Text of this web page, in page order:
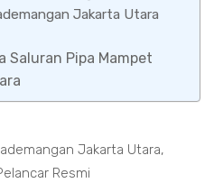
Jakarta Utara
Saluran Pipa Mampet
Jakarta Utara,
Resmi